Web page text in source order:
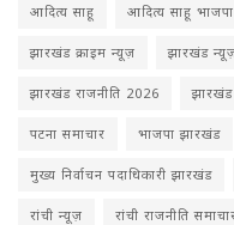
आदित्य साहू आदित्य साहू भाजपा
झारखंड क्राइम न्यूज़ झारखंड
झारखंड राजनीति 2026
पटना समाचार भाजपा झारखंड
मुख्य निर्वाचन पदाधिकारी झारखंड
रांची न्यूज़ रांची राजनीति